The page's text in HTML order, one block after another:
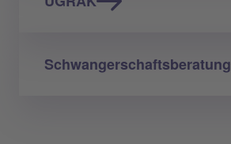
Schwangerschaftsberatung